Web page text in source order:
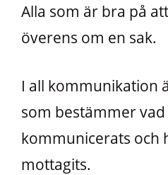
Alla som är bra på
överens om en sak.
I all kommunikation
som bestämmer
kommunicerats och
mottagits.